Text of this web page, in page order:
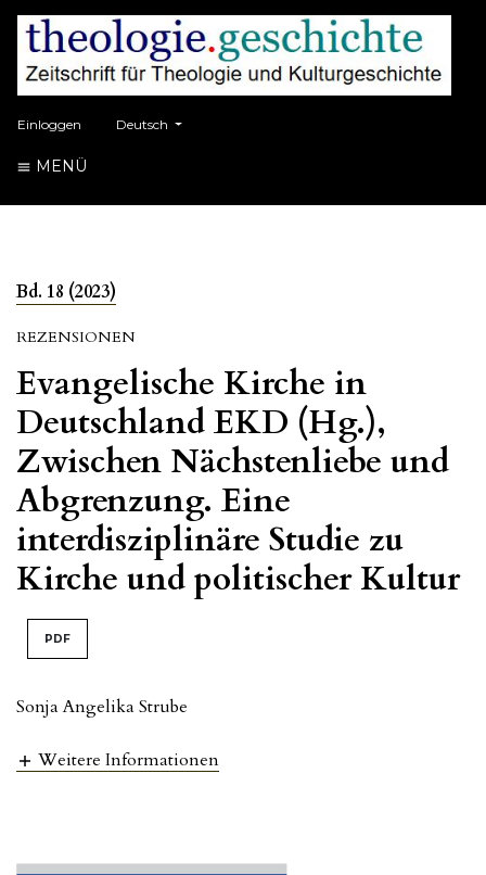
Einloggen ##plugins.themes.healthSciences.language.toggle##
Deutsch
MENÜ
Bd. 18 (2023)
REZENSIONEN
Evangelische Kirche in
Deutschland EKD (Hg.),
Zwischen Nächstenliebe und
Abgrenzung. Eine
interdisziplinäre Studie zu
Kirche und politischer Kultur
PDF
Sonja Angelika Strube
Weitere Informationen